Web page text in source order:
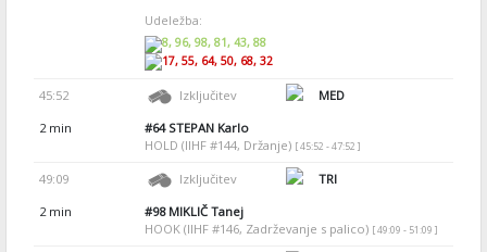
Udeležba:
8, 96, 98, 81, 43, 88
17, 55, 64, 50, 68, 32
45:52 Izključitev
MED
2 min
#64STEPAN Karlo
HOLD (IIHF #144, Držanje) [ 45:52 - 47:52 ]
49:09 Izključitev
TRI
2 min
#98MIKLIČ Tanej
HOOK (IIHF #146, Zadrževanje s palico) [ 49:09 - 51:09 ]